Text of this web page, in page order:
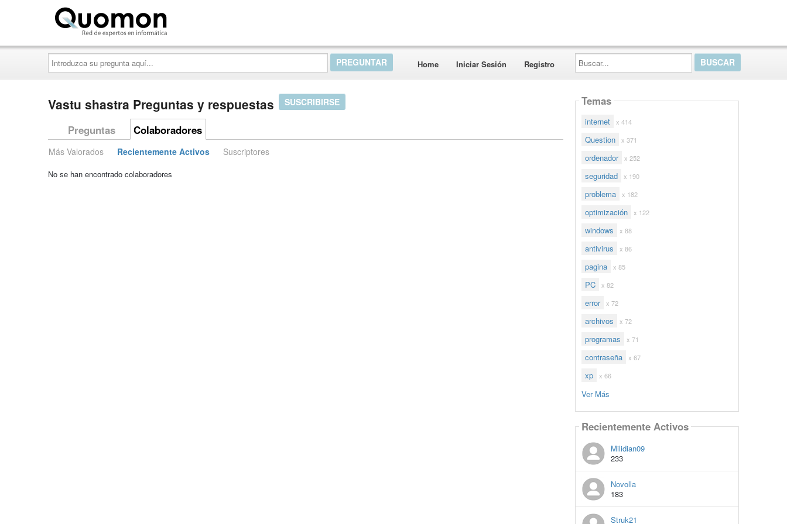
Introduzca
su
pregunta
aquí...
Home Iniciar Sesión Registro
Buscar...
Vastu shastra Preguntas y respuestas SUSCRIBIRSE
Preguntas Colaboradores
Más Valorados Recientemente Activos Suscriptores
No se han encontrado colaboradores
Temas
internet x 414
Question x 371
ordenador x 252
seguridad x 190
problema x 182
optimización x 122
windows x 88
antivirus x 86
pagina x 85
PC x 82
error x 72
archivos x 72
programas x 71
contraseña x 67
xp x 66
Ver Más
Recientemente Activos
Milidian09
233
Novolla
183
Struk21